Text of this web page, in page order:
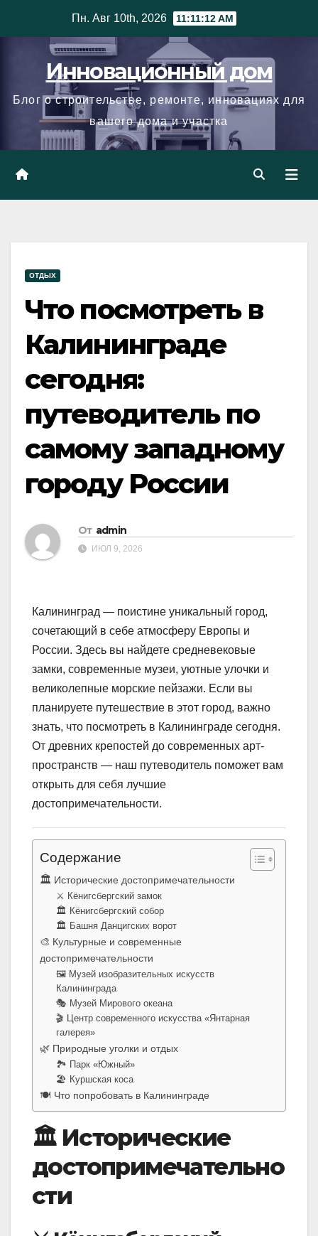
Пн. Авг 10th, 2026 11:11:13 AM
Инновационный дом
Блог о строительстве, ремонте, инновациях для
вашего дома и участка
ОТДЫХ
Что посмотреть в
Калининграде
сегодня:
путеводитель по
самому западному
городу России
От admin
ИЮЛ 9, 2026
Калининград — поистине уникальный город,
сочетающий в себе атмосферу Европы и
России. Здесь вы найдете средневековые
замки, современные музеи, уютные улочки и
великолепные морские пейзажи. Если вы
планируете путешествие в этот город, важно
знать, что посмотреть в Калининграде сегодня.
От древних крепостей до современных арт-
пространств — наш путеводитель поможет вам
открыть для себя лучшие
достопримечательности.
Содержание
🏛️ Исторические достопримечательности
⚔️ Кёнигсбергский замок
🏛️ Кёнигсбергский собор
🏛️ Башня Данцигских ворот
🎨 Культурные и современные
достопримечательности
🖼️ Музей изобразительных искусств
Калининграда
🎭 Музей Мирового океана
🎬 Центр современного искусства «Янтарная
галерея»
🌿 Природные уголки и отдых
🏞️ Парк «Южный»
🏖️ Куршская коса
🍽️ Что попробовать в Калининграде
🏛️ Исторические
достопримечательно
сти